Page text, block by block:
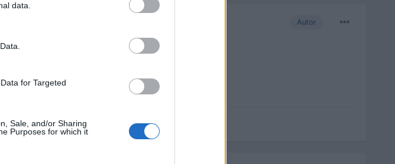
data.
for Targeted
Sale, and/or Sharing
Purposes for which it
Autor